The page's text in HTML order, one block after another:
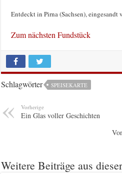
Entdeckt in Pirna (Sachsen),
Zum nächsten Fundstück
Schlagwörter SPEISEKARTE
Vorherige
Ein Glas voller Geschichten
Weitere Beiträge aus